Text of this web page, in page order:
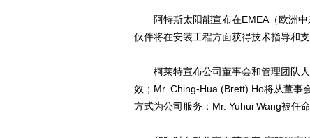
阿特斯太阳能宣布在EMEA（欧洲中
伙伴将在安装工程方面获得技术指导和
柯莱特宣布公司董事会和管理团队人
效；Mr. Ching-Hua (Brett) Ho将从董事
方式为公司服务；Mr. Yuhui Wang被任